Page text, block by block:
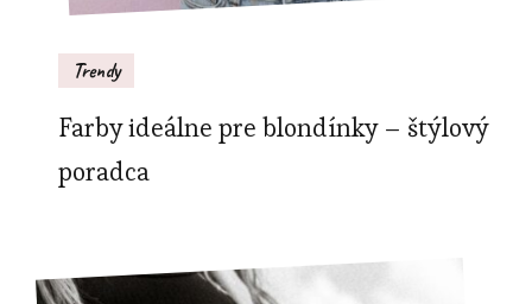
Trendy
Farby ideálne pre blondínky – štýlový
poradca